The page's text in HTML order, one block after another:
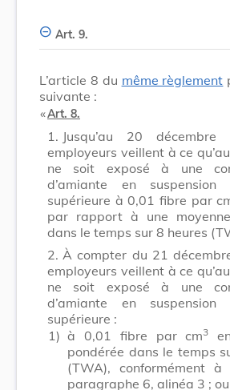
Art. 9.
L’article 8 du même règlement
suivante :
​ «Art. 8.
1. Jusqu’au 20
employeurs veillent à ce
ne soit exposé à une
d’amiante en suspension
supérieure à 0,01 fibre par
par rapport à une
dans le temps sur 8 heures
2. À compter du 21
employeurs veillent à ce
ne soit exposé à une
d’amiante en suspension
supérieure :
1) à 0,01 fibre par cm3
pondérée dans le temps
(TWA), conformément à
paragraphe 6, alinéa 3 ; ou